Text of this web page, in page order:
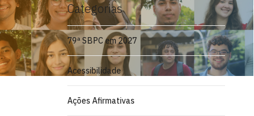
Categorias
79ª SBPC em 2027
Acessibilidade
Ações Afirmativas